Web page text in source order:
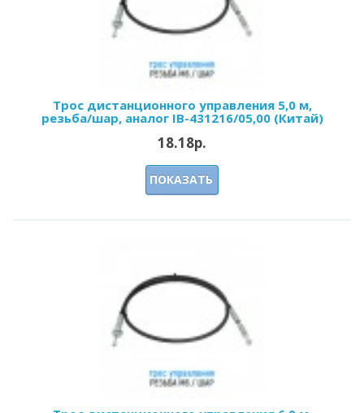
Трос дистанционного управления 5,0 м,
резьба/шар, аналог IB-431216/05,00 (Китай)
18.18р.
ПОКАЗАТЬ